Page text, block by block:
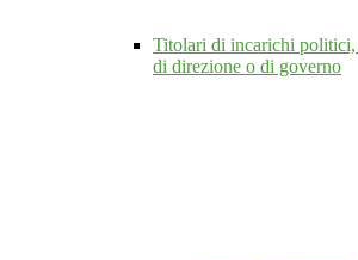
Titolari di incarichi politici,
di direzione o di governo